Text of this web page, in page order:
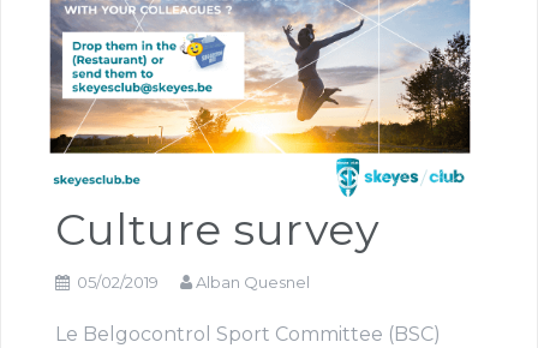
Culture survey
05/02/2019 Alban Quesnel
Le Belgocontrol Sport Committee (BSC)